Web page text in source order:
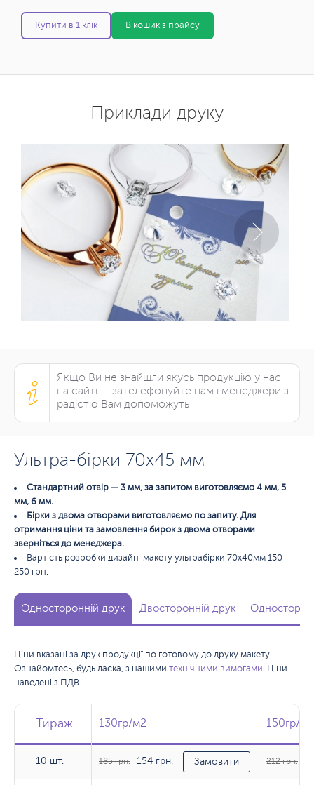
Купити в 1 клік В кошик з прайсу
Приклади друку
Якщо Ви не знайшли якусь продукцію у нас
на сайті — зателефонуйте нам і менеджери з
радістю Вам допоможуть
Ультра-бірки 70х45 мм
Стандартний отвір — 3 мм, за запитом виготовляємо 4 мм, 5
мм, 6 мм.
Бірки з двома отворами виготовляємо по запиту. Для
отримання ціни та замовлення бирок з двома отворами
зверніться до менеджера.
Вартість розробки дизайн-макету ультрабірки 70х40мм 150 —
250 грн.
Односторонній друк Двосторонній друк
Ціни вказані за друк продукції по готовому до друку макету.
Ознайомтесь, будь ласка, з нашими технічними вимогами. Ціни
наведені з ПДВ.
Тираж
10 шт.
Тираж 130гр/м2 150гр/м2
Тираж 130гр/м2 150гр/м2
10 шт. 185 грн. 154 грн. Замовити 212 грн.